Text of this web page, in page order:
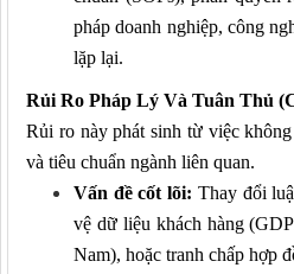
pháp doanh nghiệp, công
lặp lại.
Rủi Ro Pháp Lý Và Tuân Thủ
Rủi ro này phát sinh từ việc
và tiêu chuẩn ngành liên quan.
Vấn đề cốt lõi: Thay đổi
vệ dữ liệu khách hàng
Nam), hoặc tranh chấp hợp